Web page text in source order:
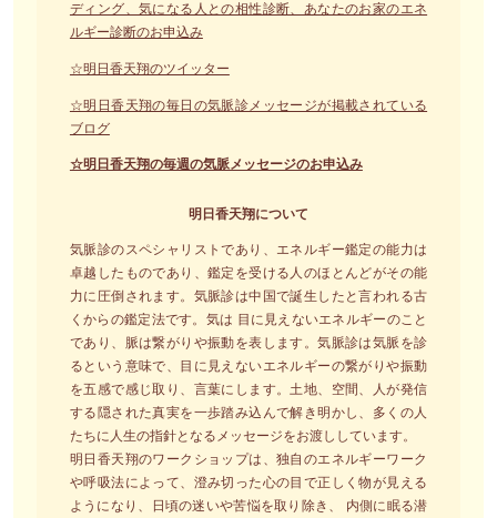
ディング、気になる人との相性診断、あなたのお家のエネ
ルギー診断のお申込み
☆明日香天翔のツイッター
☆明日香天翔の毎日の気脈診メッセージが掲載されている
ブログ
☆明日香天翔の毎週の気脈メッセージのお申込み
明日香天翔について
気脈診のスペシャリストであり、エネルギー鑑定の能力は
卓越したものであり、鑑定を受ける人のほとんどがその能
力に圧倒されます。気脈診は中国で誕生したと言われる古
くからの鑑定法です。気は 目に見えないエネルギーのこと
であり、脈は繋がりや振動を表します。気脈診は気脈を診
るという意味で、目に見えないエネルギーの繋がりや振動
を五感で感じ取り、言葉にします。土地、空間、人が発信
する隠された真実を一歩踏み込んで解き明かし、多くの人
たちに人生の指針となるメッセージをお渡ししています。
明日香天翔のワークショップは、独自のエネルギーワーク
や呼吸法によって、澄み切った心の目で正しく物が見える
ようになり、日頃の迷いや苦悩を取り除き、 内側に眠る潜